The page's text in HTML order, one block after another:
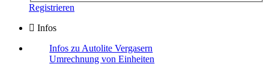
Registrieren
Infos
Infos zu Autolite Vergasern
Umrechnung von Einheiten